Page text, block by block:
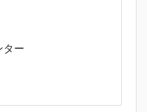
ター